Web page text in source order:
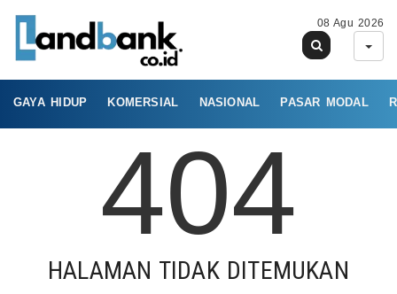
08 Agu 2026
GAYA HIDUP KOMERSIAL NASIONAL PASAR MODAL
404
HALAMAN TIDAK DITEMUKAN